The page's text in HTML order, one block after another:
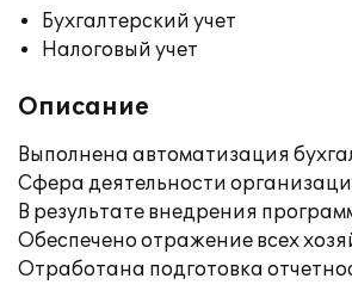
Бухгалтерский учет
Налоговый учет
Описание
Выполнена автоматизация
Сфера деятельности
В результате внедрения
Обеспечено отражение всех
Отработана подготовка